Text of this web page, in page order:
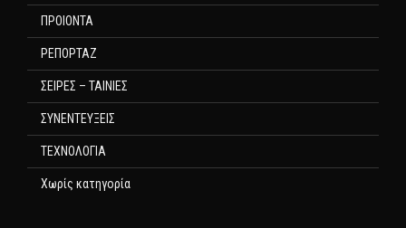
ΠΡΟΙΟΝΤΑ
ΡΕΠΟΡΤΑΖ
ΣΕΙΡΕΣ – ΤΑΙΝΙΕΣ
ΣΥΝΕΝΤΕΥΞΕΙΣ
ΤΕΧΝΟΛΟΓΙΑ
Χωρίς κατηγορία